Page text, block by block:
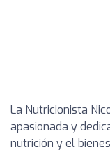
La Nutricionista
apasionada y
nutrición y el